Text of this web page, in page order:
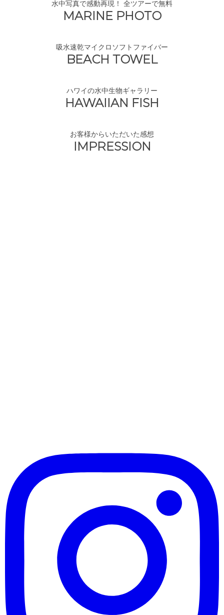
水中写真で感動再現！ 全ツアーで無料
MARINE PHOTO
吸水速乾マイクロソフトファイバー
BEACH TOWEL
ハワイの水中生物ギャラリー
HAWAIIAN FISH
お客様からいただいた感想
IMPRESSION